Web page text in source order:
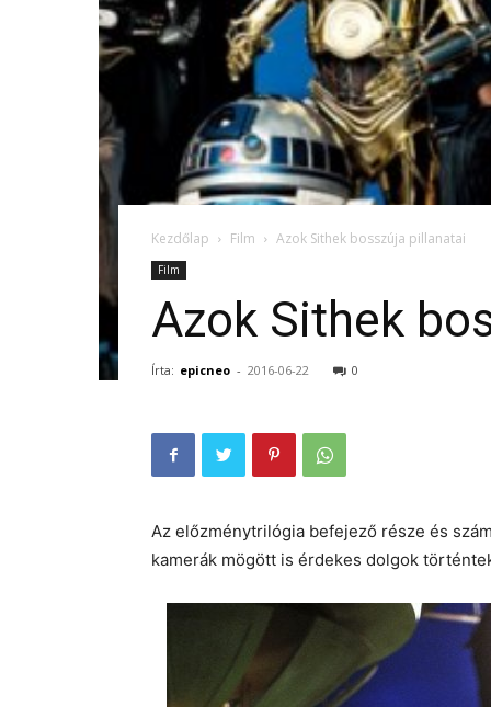
Kezdőlap Film Azok Sithek bosszúja pillanatai
Film
Azok Sithek
Írta: epicneo - 2016-06-22 0
Az előzménytrilógia befejező része és
kamerák mögött is érdekes dolgok